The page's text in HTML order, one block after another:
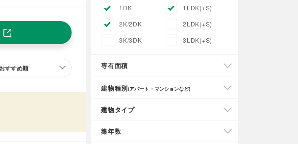
1DK
1LDK(+S)
2K/2DK
2LDK(+S)
3K/3DK
3LDK(+S)
専有面積
建物種別(アパート・マンションなど)
建物タイプ
築年数